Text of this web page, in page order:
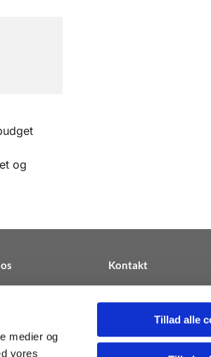
medier og
vores
Tillad alle
og
Kontakt
∙ CVR 31812909